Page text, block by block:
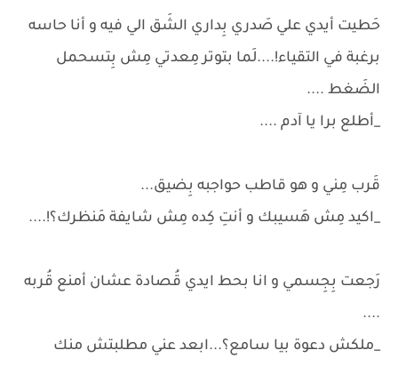
حَطيت أيدي علي صَدري بِداري الشَق الي فيه و أنا حاسه
برغبة في التقياء!....لَما بتوتر مِعدتي مِش بِتسحمل
الضَغط ....
_أطلع برا يا آدم ....
قَرب مِني و هو قاطب حواجبه بِضيق...
_اكيد مِش هَسيبك و أنتِ كِده مِش شايفة مَنظرك؟!....
رَجعت بِجِسمي و انا بحط ايدي قُصادة عشان أمنع قُربه
....
_ملكش دعوة بيا سامع؟...ابعد عني مطلبتش منك